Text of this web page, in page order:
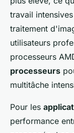
travail
traitement
utilisateurs
processeurs
processeurs
multitâche
Pour les
performance